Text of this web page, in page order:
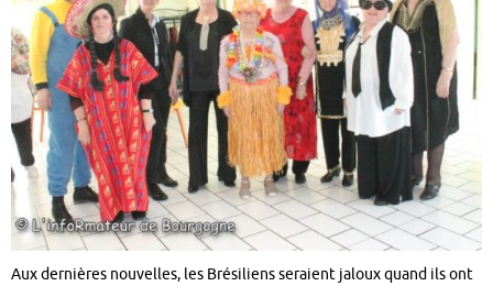
Aux dernières nouvelles, les Brésiliens seraient jaloux quand ils ont